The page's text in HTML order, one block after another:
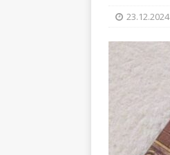
23.12.2024